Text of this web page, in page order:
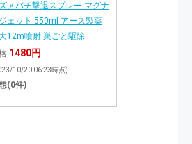
メバチ撃退スプレー マグナ
ェット 550ml アース製薬
12m噴射 巣ごと駆除
:1480円
10/20 06:23時点)
(0件)